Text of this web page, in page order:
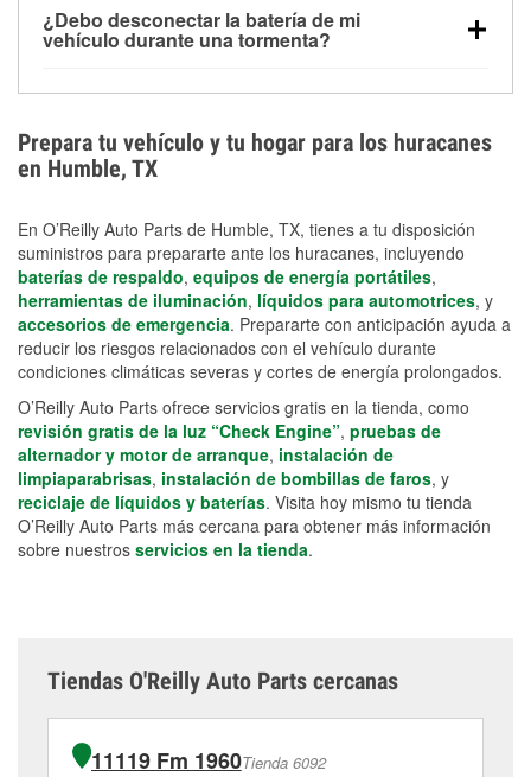
días después de la exposición.
para aplicaciones de ciclo profundo porque son
selladas, resistentes a las vibraciones y más
¿Debo desconectar la batería de mi
vehículo durante una tormenta?
los daños por inundación. Evitar el agua estancada y
preparar opciones de carga de respaldo son
medidas de protección más efectivas.
Prepara tu vehículo y tu hogar para los huracanes
en Humble, TX
En O’Reilly Auto Parts de Humble, TX, tienes a tu disposición
suministros para prepararte ante los huracanes, incluyendo
baterías de respaldo, equipos de energía portátiles,
herramientas de iluminación, líquidos para automotrices, y
accesorios de emergencia. Prepararte con anticipación ayuda a
reducir los riesgos relacionados con el vehículo durante
condiciones climáticas severas y cortes de energía prolongados.
O’Reilly Auto Parts ofrece servicios gratis en la tienda, como
revisión gratis de la luz “Check Engine”, pruebas de
alternador y motor de arranque, instalación de
limpiaparabrisas, instalación de bombillas de faros, y
reciclaje de líquidos y baterías. Visita hoy mismo tu tienda
O’Reilly Auto Parts más cercana para obtener más información
sobre nuestros servicios en la tienda.
Tiendas O'Reilly Auto Parts cercanas
11119 Fm 1960Tienda 6092